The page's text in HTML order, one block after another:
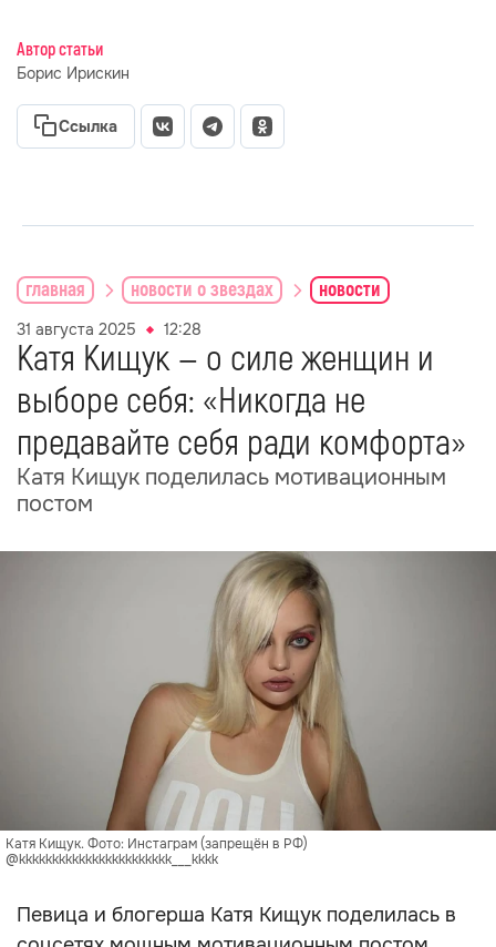
Автор статьи
Борис Ирискин
Ссылка
главная новости о звездах новости
31 августа 2025 12:28
Катя Кищук — о силе женщин и
выборе себя: «Никогда не
предавайте себя ради комфорта»
Катя Кищук поделилась мотивационным
постом
Катя Кищук. Фото: Инстаграм (запрещён в РФ)
@kkkkkkkkkkkkkkkkkkkkkkk___kkkk
Певица и блогерша Катя Кищук поделилась в